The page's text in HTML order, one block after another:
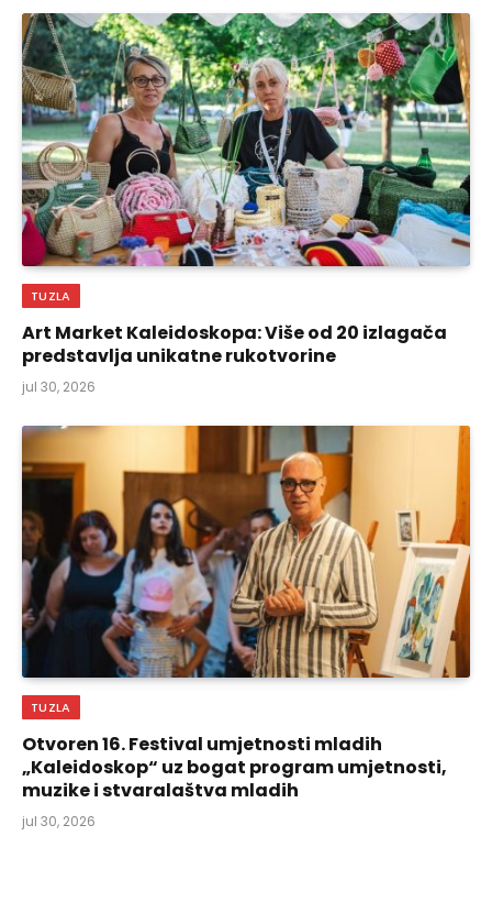
TUZLA
Art Market Kaleidoskopa: Više od 20 izlagača
predstavlja unikatne rukotvorine
jul 30, 2026
TUZLA
Otvoren 16. Festival umjetnosti mladih
„Kaleidoskop“ uz bogat program umjetnosti,
muzike i stvaralaštva mladih
jul 30, 2026